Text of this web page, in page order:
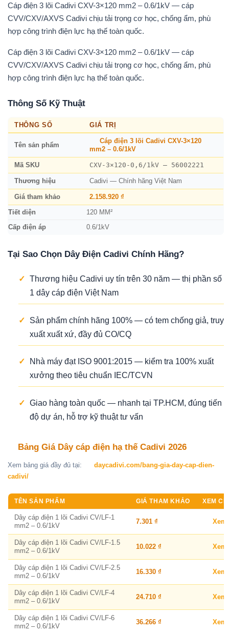
Cáp điện 3 lõi Cadivi CXV-3×120 mm2 – 0.6/1kV — cáp
CVV/CXV/AXVS Cadivi chịu tải trọng cơ học, chống ẩm, phù
hợp công trình điện lực hạ thế toàn quốc.
Cáp điện 3 lõi Cadivi CXV-3×120 mm2 – 0.6/1kV — cáp
CVV/CXV/AXVS Cadivi chịu tải trọng cơ học, chống ẩm, phù
hợp công trình điện lực hạ thế toàn quốc.
Thông Số Kỹ Thuật
THÔNG SỐ GIÁ TRỊ
Tên sản phẩm
Cáp điện 3 lõi Cadivi CXV-3×120
mm2 – 0.6/1kV
Mã SKU CXV-3×120-0,6/1kV – 56002221
Thương hiệu Cadivi — Chính hãng Việt Nam
Giá tham khảo 2.158.920 ₫
Tiết diện 120 MM²
Cấp điện áp 0.6/1kV
Tại Sao Chọn Dây Điện Cadivi Chính Hãng?
✓ Thương hiệu Cadivi uy tín trên 30 năm — thị phần số
1 dây cáp điện Việt Nam
✓
Sản phẩm chính hãng 100% — có tem chống giả, truy
xuất xuất xứ, đầy đủ CO/CQ
✓
Nhà máy đạt ISO 9001:2015 — kiểm tra 100% xuất
xưởng theo tiêu chuẩn IEC/TCVN
✓ Giao hàng toàn quốc — nhanh tại TP.HCM, đúng tiến
độ dự án, hỗ trợ kỹ thuật tư vấn
Bảng Giá Dây cáp điện hạ thế Cadivi 2026
Xem bảng giá đầy đủ tại:
daycadivi.com/bang-gia-day-cap-dien-
cadivi/
TÊN SẢN PHẨM GIÁ THAM KHẢO XEM
Dây cáp điện 1 lõi Cadivi CV/LF-1
mm2 – 0.6/1kV
7.301 ₫
Dây cáp điện 1 lõi Cadivi CV/LF-1.5
mm2 – 0.6/1kV
10.022 ₫
Dây cáp điện 1 lõi Cadivi CV/LF-2.5
mm2 – 0.6/1kV
16.330 ₫
Dây cáp điện 1 lõi Cadivi CV/LF-4
mm2 – 0.6/1kV
24.710 ₫
Dây cáp điện 1 lõi Cadivi CV/LF-6
mm2 – 0.6/1kV
36.266 ₫